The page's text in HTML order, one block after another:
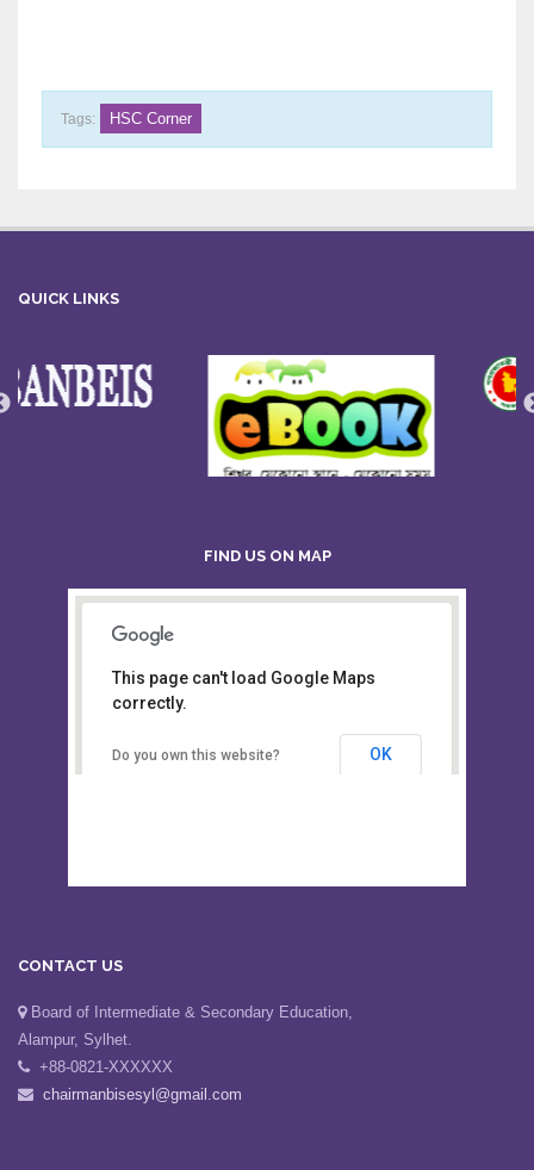
Tags: HSC Corner
QUICK LINKS
FIND US ON MAP
Secondary Education, Alampur,
Sylhet
This page can't load Google Maps
Board of Intermediate & Secondary Education,
Alampur, Sylhet.
+88-0821-XXXXXX